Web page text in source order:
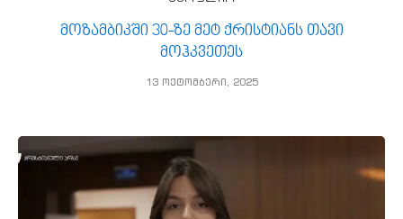
მოზამბიკში 30-ზე მეტ ქრისტიანს თავი
მოჰკვეთეს
13 ოქტომბერი, 2025